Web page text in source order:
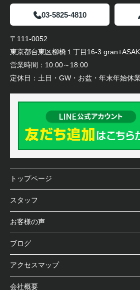
03-5825-4810
〒111-0052
東京都台東区柳橋１丁目16-3
営業時間： 10:00～18:00
定休日： 土日・GW・お盆・年末年始休
トップページ
スタッフ
お客様の声
ブログ
アクセスマップ
会社概要